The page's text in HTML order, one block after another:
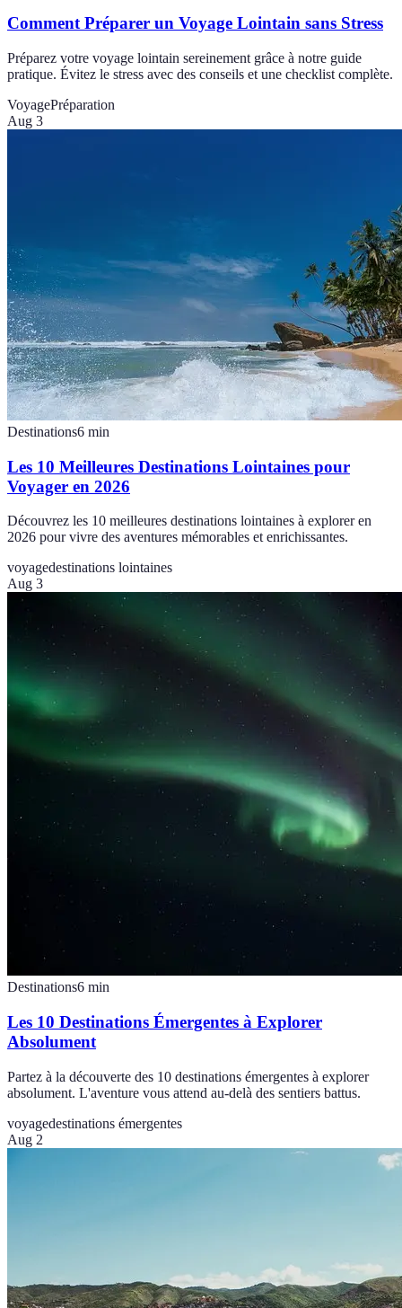
Comment Préparer un Voyage Lointain sans Stress
Préparez votre voyage lointain sereinement grâce à notre guide
pratique. Évitez le stress avec des conseils et une checklist complète.
VoyagePréparation
Aug 3
Destinations6 min
Les 10 Meilleures Destinations Lointaines pour
Voyager en 2026
Découvrez les 10 meilleures destinations lointaines à explorer en
2026 pour vivre des aventures mémorables et enrichissantes.
voyagedestinations lointaines
Aug 3
Destinations6 min
Les 10 Destinations Émergentes à Explorer
Absolument
Partez à la découverte des 10 destinations émergentes à explorer
absolument. L'aventure vous attend au-delà des sentiers battus.
voyagedestinations émergentes
Aug 2